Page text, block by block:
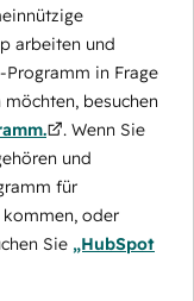
arbeiten und
in Frage
besuchen
. Wenn Sie
und
für
kommen, oder
Sie „HubSpot